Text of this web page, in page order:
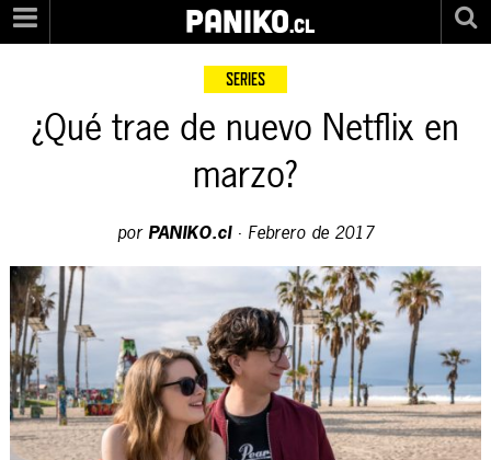
PANIKO.cl
SERIES
¿Qué trae de nuevo Netflix en
marzo?
por PANIKO.cl· Febrero de 2017